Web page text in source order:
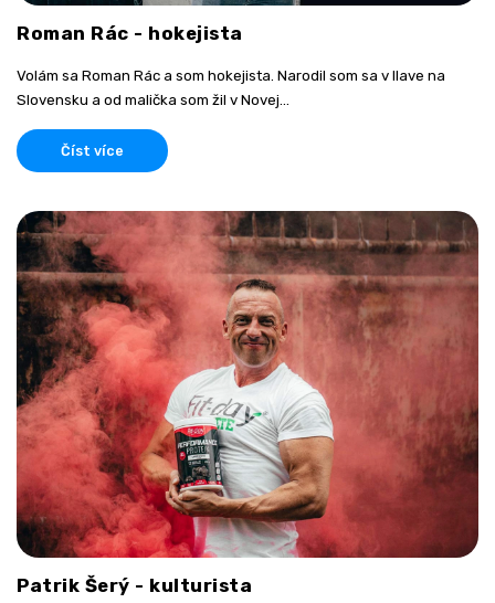
Roman Rác - hokejista
Volám sa Roman Rác a som hokejista. Narodil som sa v Ilave na
Slovensku a od malička som žil v Novej...
Číst více
Patrik Šerý - kulturista